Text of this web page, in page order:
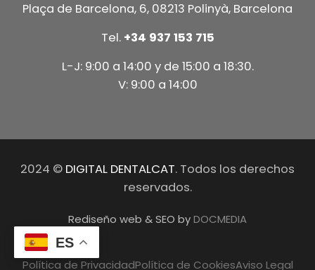
Plaça de Barcelona, 6, 08213 Polinyà, Barcelona
Tel. +34 937 153 715
L-J: 9:00 a 14:00 y de 15:00 a 18:30.
V: 9:00 a 14:00
2024 © DIGITAL DENTALCAT. Todos los derechos
reservados.
Rediseño web & SEO byDOCMEDIA
Política de PrivacidadPolítica de CookiesAviso Legal
ES